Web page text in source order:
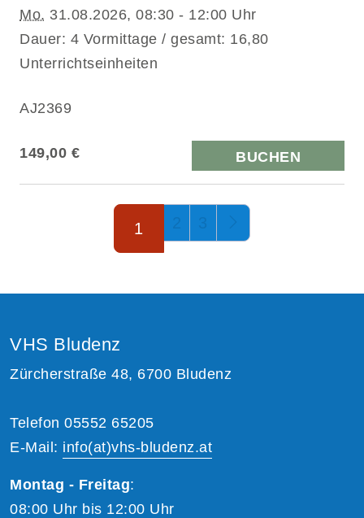
Mo. 31.08.2026, 08:30 - 12:00 Uhr
Dauer: 4 Vormittage / gesamt: 16,80
Unterrichtseinheiten
AJ2369
149,00 € BUCHEN
1 2 3
VHS Bludenz
Zürcherstraße 48, 6700 Bludenz
Telefon 05552 65205
E-Mail: info(at)vhs-bludenz.at
Montag - Freitag:
08:00 Uhr bis 12:00 Uhr